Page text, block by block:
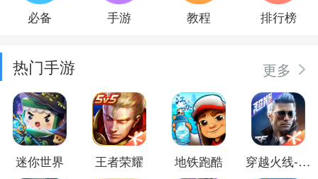
必备 手游 教程 排行榜
热门手游 更多
迷你世界 王者荣耀 地铁跑酷 穿越火线-枪战王者